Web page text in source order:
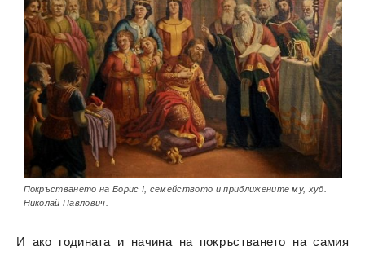
Покръстването на Борис I, семейството и приближените му, худ.
Николай Павлович.
И ако годината и начина на покръстването на самия